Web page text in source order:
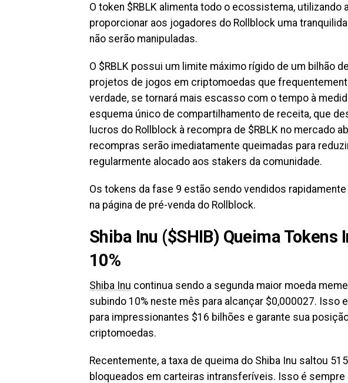
O token $RBLK alimenta todo o ecossistema, utilizando
proporcionar aos jogadores do Rollblock uma
não serão manipuladas.
O $RBLK possui um limite máximo rígido de um bilhão
projetos de jogos em criptomoedas que
verdade, se tornará mais escasso com o tempo à
esquema único de compartilhamento de receita, que
lucros do Rollblock à recompra de $RBLK no mercado
recompras serão imediatamente queimadas para
regularmente alocado aos stakers da comunidade.
Os tokens da fase 9 estão sendo vendidos
na página de pré-venda do Rollblock.
Shiba Inu ($SHIB) Queima
10%
Shiba Inu continua sendo a segunda maior moeda
subindo 10% neste mês para alcançar $0,000027. Isso
para impressionantes $16 bilhões e garante sua
criptomoedas.
Recentemente, a taxa de queima do Shiba Inu saltou
bloqueados em carteiras intransferíveis. Isso é